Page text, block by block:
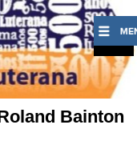
Bainton